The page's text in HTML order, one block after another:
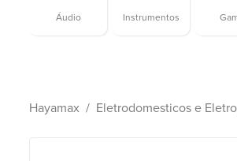
Áudio Instrumentos
Hayamax Eletrodomesticos e